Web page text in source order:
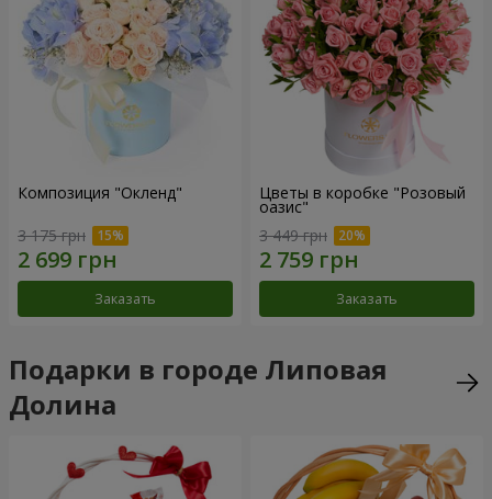
Композиция "Окленд"
3 175 грн
Заказать
Цветы в коробке "Розовый
оазис"
3 449 грн
Заказать
Подарки в городе Липовая
Долина